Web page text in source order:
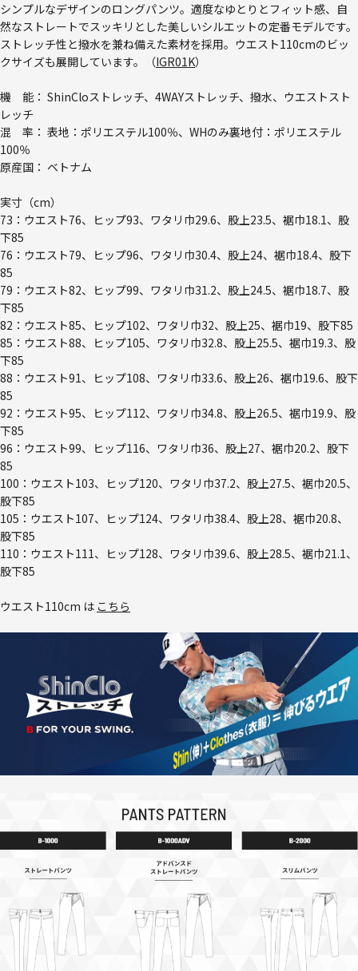
シンプルなデザインのロングパンツ。適度なゆとりとフィット感、自
然なストレートでスッキリとした美しいシルエットの定番モデルです。
ストレッチ性と撥水を兼ね備えた素材を採用。ウエスト110cmのビッ
クサイズも展開しています。（IGR01K）
機 能： ShinCloストレッチ、4WAYストレッチ、撥水、ウエストスト
レッチ
混 率： 表地：ポリエステル100％、WHのみ裏地付：ポリエステル
100％
原産国： ベトナム
実寸（cm）
73：ウエスト76、ヒップ93、ワタリ巾29.6、股上23.5、裾巾18.1、股
下85
76：ウエスト79、ヒップ96、ワタリ巾30.4、股上24、裾巾18.4、股下
85
79：ウエスト82、ヒップ99、ワタリ巾31.2、股上24.5、裾巾18.7、股
下85
82：ウエスト85、ヒップ102、ワタリ巾32、股上25、裾巾19、股下85
85：ウエスト88、ヒップ105、ワタリ巾32.8、股上25.5、裾巾19.3、股
下85
88：ウエスト91、ヒップ108、ワタリ巾33.6、股上26、裾巾19.6、股下
85
92：ウエスト95、ヒップ112、ワタリ巾34.8、股上26.5、裾巾19.9、股
下85
96：ウエスト99、ヒップ116、ワタリ巾36、股上27、裾巾20.2、股下
85
100：ウエスト103、ヒップ120、ワタリ巾37.2、股上27.5、裾巾20.5、
股下85
105：ウエスト107、ヒップ124、ワタリ巾38.4、股上28、裾巾20.8、
股下85
110：ウエスト111、ヒップ128、ワタリ巾39.6、股上28.5、裾巾21.1、
股下85
ウエスト110cm は こちら